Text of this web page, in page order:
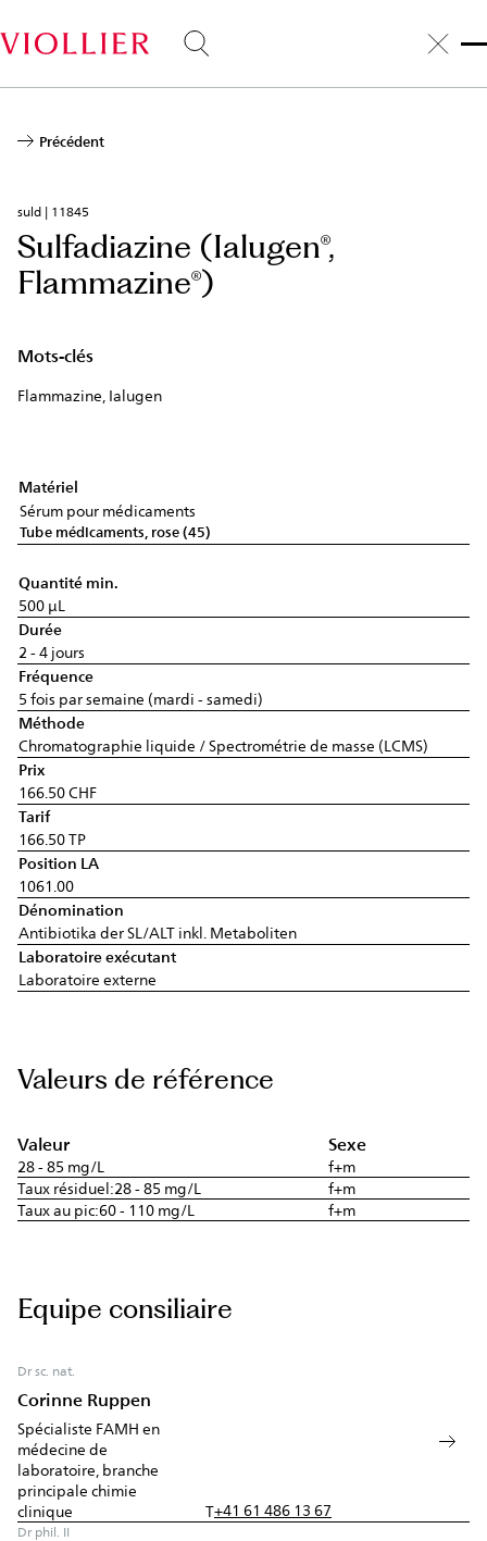
au
contenu
Précédent
suld | 11845
Sulfadiazine (Ialugen®,
Flammazine®)
Mots-clés
Flammazine, Ialugen
Matériel
Sérum pour médicaments
Tube médicaments, rose (45)
Quantité min.
500 µL
Durée
2 - 4 jours
Fréquence
5 fois par semaine (mardi - samedi)
Méthode
Chromatographie liquide / Spectrométrie de masse (LCMS)
Prix
166.50 CHF
Tarif
166.50 TP
Position LA
1061.00
Dénomination
Antibiotika der SL/ALT inkl. Metaboliten
Laboratoire exécutant
Laboratoire externe
Valeurs de référence
Valeur Sexe
28 - 85 mg/L
f+m
Taux résiduel:28 - 85 mg/L
f+m
Taux au pic:60 - 110 mg/L
f+m
Equipe consiliaire
Dr sc. nat.
Corinne Ruppen
Spécialiste FAMH en
médecine de
laboratoire, branche
principale chimie
clinique
T+41 61 486 13 67
Dr phil. II